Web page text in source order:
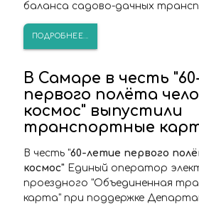
баланса садово-дачных
ПОДРОБНЕЕ...
В Самаре в честь
первого полёта
космос" выпустили
транспортные
В честь "60-летие первого
космос" Единый оператор
проездного "Объединенная
карта" при поддержке